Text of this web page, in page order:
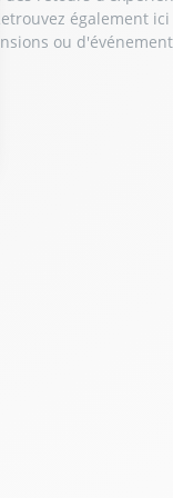
de
également ici
ou